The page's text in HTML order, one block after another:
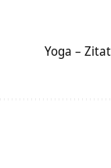
Yoga –